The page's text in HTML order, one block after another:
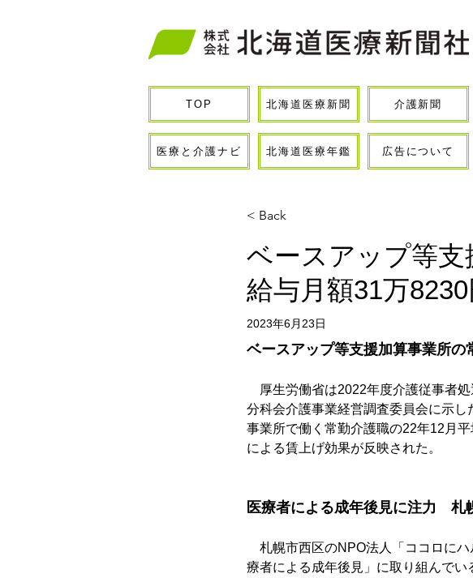
TOP 北海道医療新聞 介護新聞
医療と介護ナビ 北海道医療年鑑 広告について
< Back
ベースアップ等支
給与月額31万
2023年6月23日
ベースアップ等支援加算事業所の
厚生労働省は2022年度介護従事者
分科会介護事業経営調査委員会に示し
事業所で働く常勤介護職の22年12月
による賃上げ効果が反映された。
医療者による成年後見に注力　札
札幌市西区のNPO法人「ココロにハ
療者による成年後見」に取り組んで